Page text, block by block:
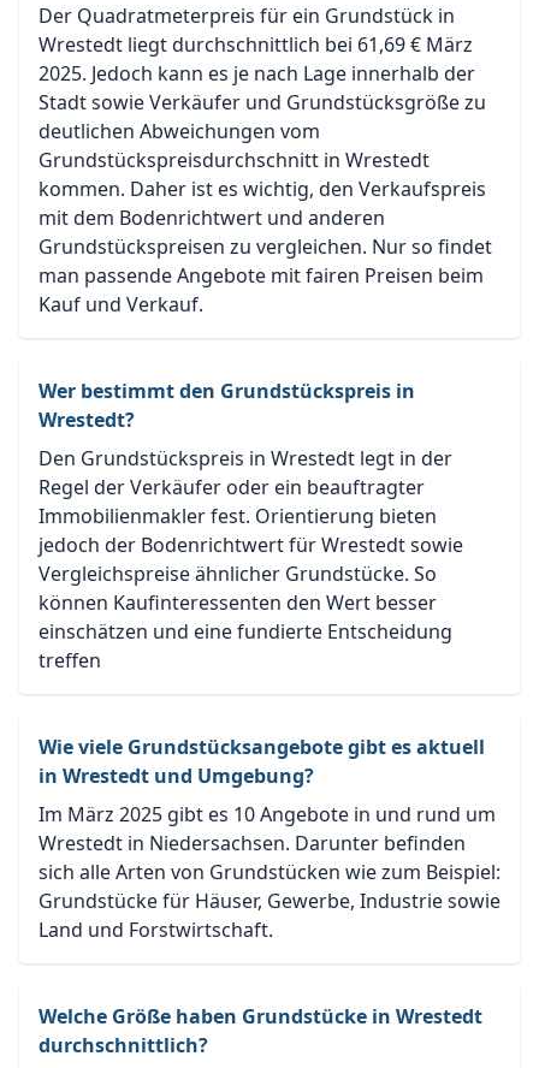
Der Quadratmeterpreis für ein Grundstück in
Wrestedt liegt durchschnittlich bei 61,69 € März
2025. Jedoch kann es je nach Lage innerhalb der
Stadt sowie Verkäufer und Grundstücksgröße zu
deutlichen Abweichungen vom
Grundstückspreisdurchschnitt in Wrestedt
kommen. Daher ist es wichtig, den Verkaufspreis
mit dem Bodenrichtwert und anderen
Grundstückspreisen zu vergleichen. Nur so findet
man passende Angebote mit fairen Preisen beim
Kauf und Verkauf.
Wer bestimmt den Grundstückspreis in
Wrestedt?
Den Grundstückspreis in Wrestedt legt in der
Regel der Verkäufer oder ein beauftragter
Immobilienmakler fest. Orientierung bieten
jedoch der Bodenrichtwert für Wrestedt sowie
Vergleichspreise ähnlicher Grundstücke. So
können Kaufinteressenten den Wert besser
einschätzen und eine fundierte Entscheidung
treffen
Wie viele Grundstücksangebote gibt es aktuell
in Wrestedt und Umgebung?
Im März 2025 gibt es 10 Angebote in und rund um
Wrestedt in Niedersachsen. Darunter befinden
sich alle Arten von Grundstücken wie zum Beispiel:
Grundstücke für Häuser, Gewerbe, Industrie sowie
Land und Forstwirtschaft.
Welche Größe haben Grundstücke in Wrestedt
durchschnittlich?